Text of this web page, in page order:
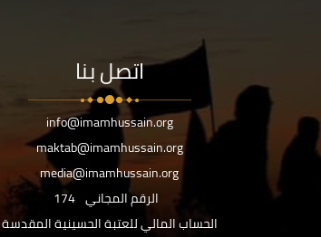
اتصل بنا
info@imamhussain.org
maktab@imamhussain.org
media@imamhussain.org
الرقم المجاني 174
الحساب المالي للعتبة الحسينية المقدسة